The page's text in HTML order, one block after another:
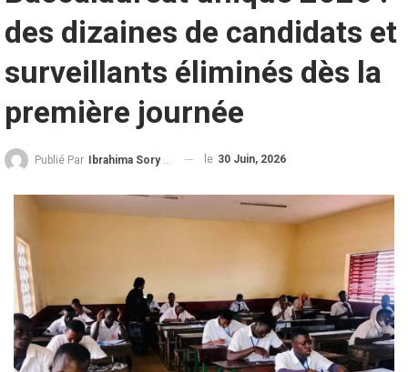
des dizaines de candidats et
surveillants éliminés dès la
première journée
Publié Par Ibrahima Sory Diallo le 30 Juin, 2026